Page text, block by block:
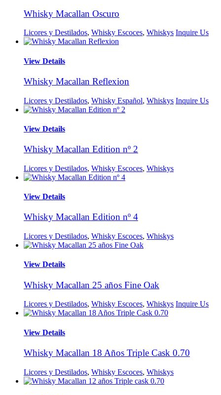
Whisky Macallan Oscuro
Licores y Destilados, Whisky Escoces, Whiskys Inquire Us
View Details
Whisky Macallan Reflexion
Licores y Destilados, Whisky Español, Whiskys Inquire Us
View Details
Whisky Macallan Edition nº 2
Licores y Destilados, Whisky Escoces, Whiskys
View Details
Whisky Macallan Edition nº 4
Licores y Destilados, Whisky Escoces, Whiskys
View Details
Whisky Macallan 25 años Fine Oak
Licores y Destilados, Whisky Escoces, Whiskys Inquire Us
View Details
Whisky Macallan 18 Años Triple Cask 0.70
Licores y Destilados, Whisky Escoces, Whiskys